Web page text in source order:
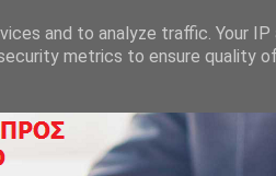
and to analyze traffic. Your IP
metrics to ensure quality